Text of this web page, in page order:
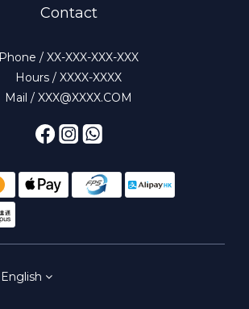
Contact
Phone / XX-XXX-XXX-XXX
Hours / XXXX-XXXX
Mail / XXX@XXXX.COM
English